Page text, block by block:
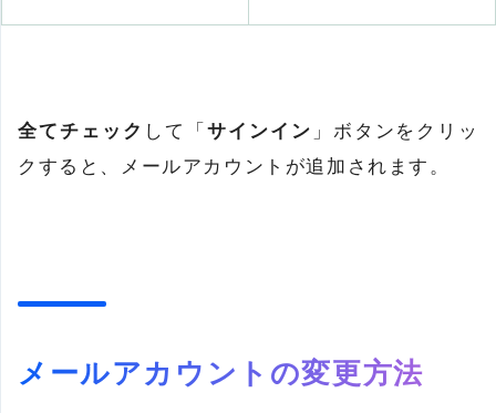
全てチェック して「 サインイン 」ボタンをクリッ
クすると、メールアカウントが追加されます。
メールアカウントの変更方法